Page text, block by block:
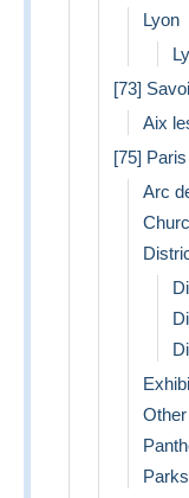
Adresse :
PHILEXX
7 RUE DE LA
42000 SAINT-
FRANCE
pour mes
des paiements
Ne laissez pas
Lyon
[73]
Aix
[75] Paris
Arc